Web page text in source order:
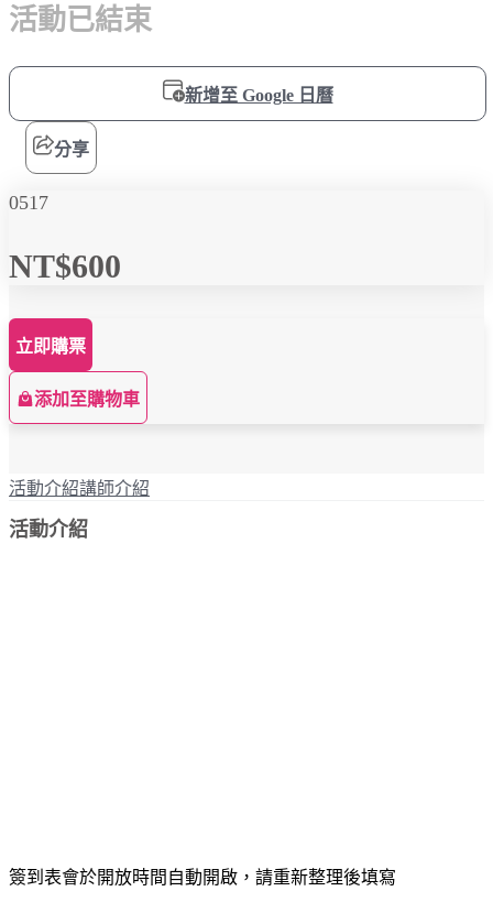
活動已結束
新增至 Google 日曆
分享
0517
NT$600
立即購票
添加至購物車
活動介紹講師介紹
活動介紹
簽到表會於開放時間自動開啟，請重新整理後填寫